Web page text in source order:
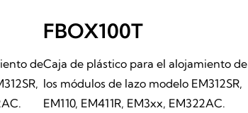
de
FBOX100T
Caja de plástico para el alojamiento de
los módulos de lazo modelo EM312SR,
EM110, EM411R, EM3xx, EM322AC.